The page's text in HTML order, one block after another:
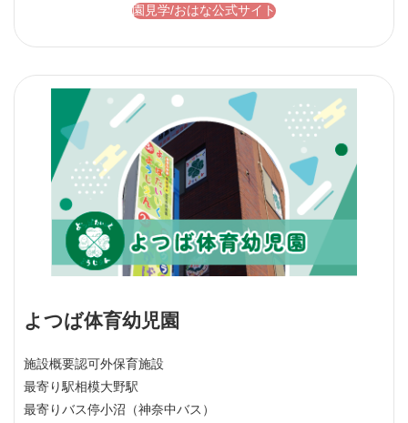
園見学/おはな公式サイト
よつば体育幼児園
施設概要認可外保育施設
最寄り駅相模大野駅
最寄りバス停小沼（神奈中バス）